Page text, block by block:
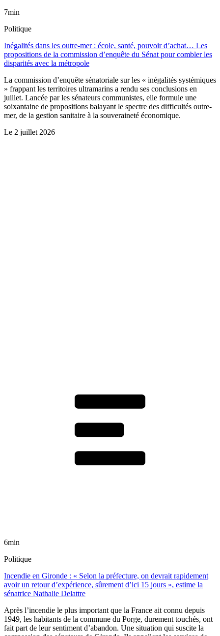
7min
Politique
Inégalités dans les outre-mer : école, santé, pouvoir d’achat… Les
propositions de la commission d’enquête du Sénat pour combler les
disparités avec la métropole
La commission d’enquête sénatoriale sur les « inégalités systémiques
» frappant les territoires ultramarins a rendu ses conclusions en
juillet. Lancée par les sénateurs communistes, elle formule une
soixantaine de propositions balayant le spectre des difficultés outre-
mer, de la gestion sanitaire à la souveraineté économique.
Le 2 juillet 2026
6min
Politique
Incendie en Gironde : « Selon la préfecture, on devrait rapidement
avoir un retour d’expérience, sûrement d’ici 15 jours », estime la
sénatrice Nathalie Delattre
Après l’incendie le plus important que la France ait connu depuis
1949, les habitants de la commune du Porge, durement touchés, ont
fait part de leur sentiment d’abandon. Une situation qui suscite la